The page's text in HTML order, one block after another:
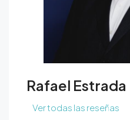
Rafael Estrada
Ver todas las reseñas